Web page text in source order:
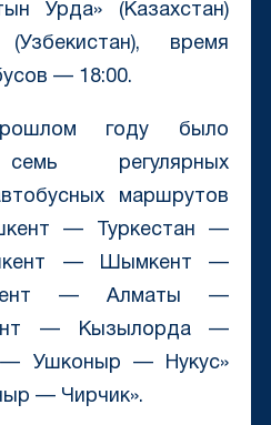
Урда» (Казахстан)
время
— 18:00.
году было
семь регулярных
маршрутов
— Туркестан —
— Шымкент —
— Алматы —
— Кызылорда —
— Ушконыр — Нукус»
— Чирчик».